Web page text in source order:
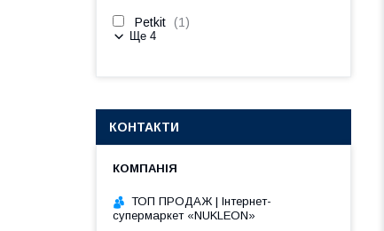
Petkit 1
Ще 4
КОНТАКТИ
ТОП ПРОДАЖ | Інтернет-
супермаркет «NUKLEON»